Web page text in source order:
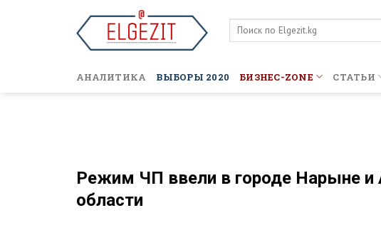
АНАЛИТИКА ВЫБОРЫ 2020 БИЗНЕС-ZONE СТАТЬИ
Режим ЧП ввели в городе Нарыне
области